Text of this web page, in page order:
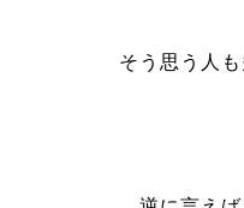
そう思う人